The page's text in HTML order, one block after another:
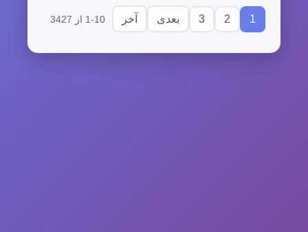
1
2
3 بعدی آخر 1-10 از 3427